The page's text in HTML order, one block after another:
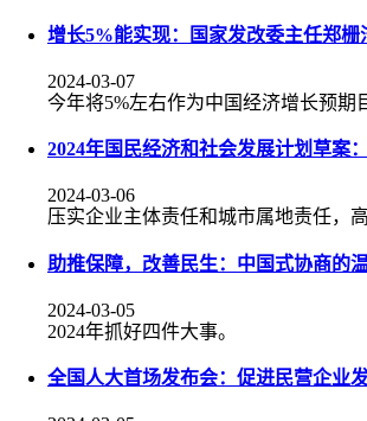
增长5%能实现：国家发改委主任郑栅
2024-03-07
今年将5%左右作为中国经济增长预期
2024年国民经济和社会发展计划草案
2024-03-06
压实企业主体责任和城市属地责任，
助推保障，改善民生：中国式协商的
2024-03-05
2024年抓好四件大事。
全国人大首场发布会：促进民营企业发